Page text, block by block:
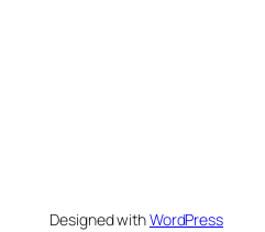
Designed withWordPress